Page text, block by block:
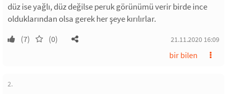
düz ise yağlı, düz değilse peruk görünümü verir birde ince
olduklarından olsa gerek her şeye kırılırlar.
(7) (0) 21.11.2020 16:09
bir bilen
2.